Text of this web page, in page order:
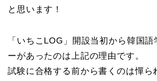
と思います！
「いちこLOG」開設当初から韓国語
ーがあったのは上記の理由です。
試験に合格する前から書くのは憚ら